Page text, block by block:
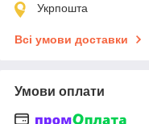
Укрпошта
Всі умови доставки
Умови оплати